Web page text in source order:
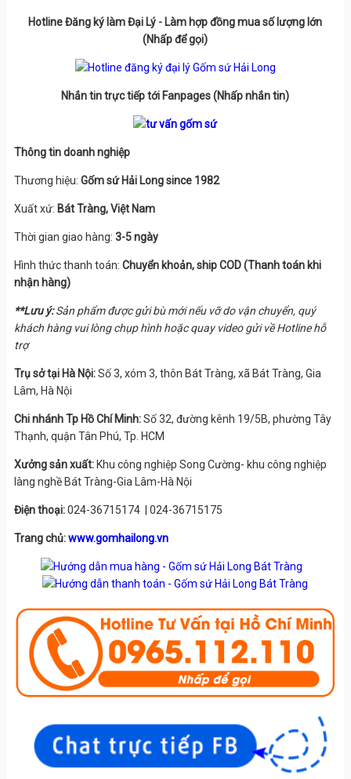
Hotline Đăng ký làm Đại Lý - Làm hợp đồng mua số lượng lớn
(Nhấp để gọi)
Nhắn tin trực tiếp tới Fanpages (Nhấp nhắn tin)
Thông tin doanh nghiệp
Thương hiệu: Gốm sứ Hải Long since 1982
Xuất xứ: Bát Tràng, Việt Nam
Thời gian giao hàng: 3-5 ngày
Hình thức thanh toán: Chuyển khoản, ship COD (Thanh toán khi
nhận hàng)
**Lưu ý:Sản phẩm được gửi bù mới nếu vỡ do vận chuyển, quý
khách hàng vui lòng chụp hình hoặc quay video gửi về Hotline hỗ
trợ
Trụ sở tại Hà Nội:Số 3, xóm 3, thôn Bát Tràng, xã Bát Tràng, Gia
Lâm, Hà Nội
Chi nhánh Tp Hồ Chí Minh:Số 32, đường kênh 19/5B, phường Tây
Thạnh, quận Tân Phú, Tp. HCM
Xưởng sản xuất:Khu công nghiệp Song Cường- khu công nghiệp
làng nghề Bát Tràng-Gia Lâm-Hà Nội
Điện thoại:024-36715174 | 024-36715175
Trang chủ: www.gomhailong.vn